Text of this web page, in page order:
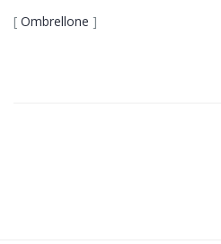
[ Ombrellone ]